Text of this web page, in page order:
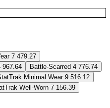
7 479.27
967.64 Battle-Scarred 4 776.74
Minimal Wear 9 516.12
Well-Worn 7 156.39